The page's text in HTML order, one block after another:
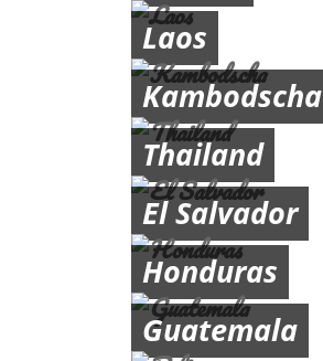
Laos
Kambodscha
Thailand
El Salvador
Honduras
Guatemala